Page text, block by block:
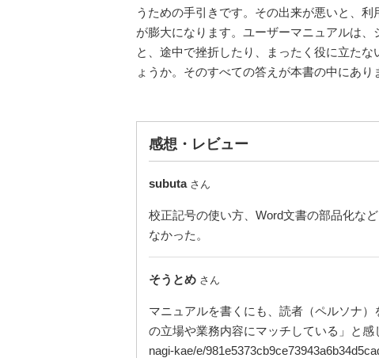
うための手引きです。その出来が悪いと、
が膨大になります。ユーザーマニュアルは
と、途中で挫折したり、まったく役に立た
ょうか。そのすべての答えが本書の中にあり
感想・レビュー
subuta さん
校正記号の使い方、Word文書の部品化な
なかった。
そうとめ さん
マニュアルを書くにも、読者（ペルソナ
の立場や業務内容にマッチしている」と
nagi-kae/e/